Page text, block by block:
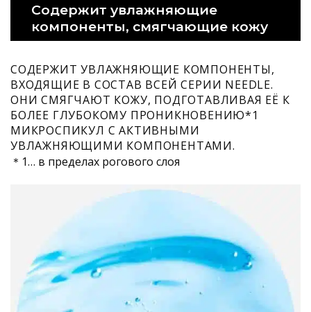
Содержит увлажняющие
компоненты, смягчающие кожу
СОДЕРЖИТ УВЛАЖНЯЮЩИЕ КОМПОНЕНТЫ,
ВХОДЯЩИЕ В СОСТАВ ВСЕЙ СЕРИИ NEEDLE.
ОНИ СМЯГЧАЮТ КОЖУ, ПОДГОТАВЛИВАЯ ЕЁ К
БОЛЕЕ ГЛУБОКОМУ ПРОНИКНОВЕНИЮ*1
МИКРОСПИКУЛ С АКТИВНЫМИ
УВЛАЖНЯЮЩИМИ КОМПОНЕНТАМИ.
＊1… в пределах рогового слоя